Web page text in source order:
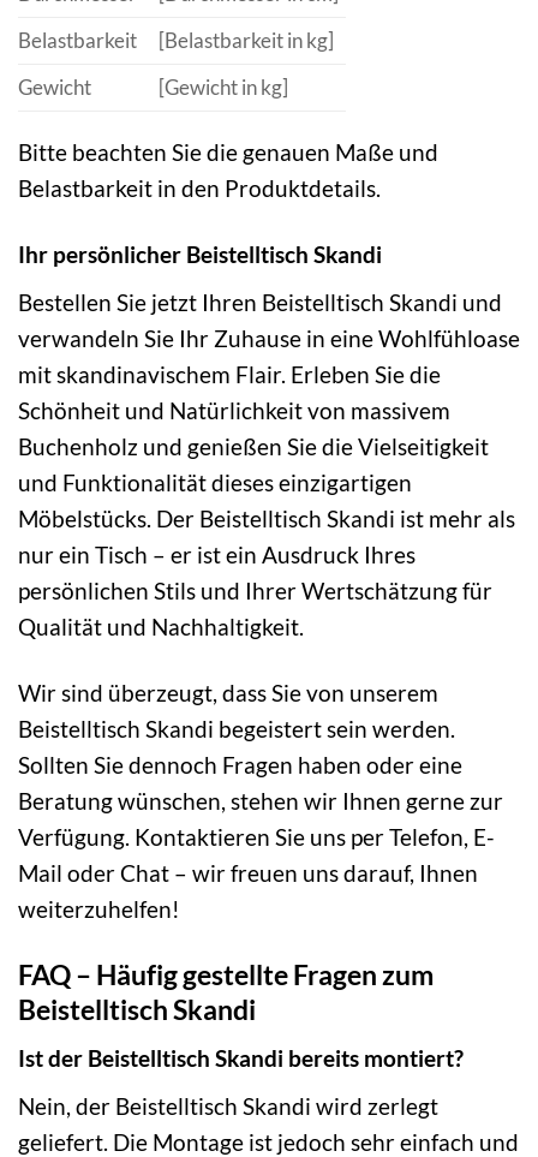
Belastbarkeit
[Belastbarkeit in kg]
Gewicht
[Gewicht in kg]
Bitte beachten Sie die genauen Maße und
Belastbarkeit in den Produktdetails.
Ihr persönlicher Beistelltisch Skandi
Bestellen Sie jetzt Ihren Beistelltisch Skandi und
verwandeln Sie Ihr Zuhause in eine Wohlfühloase
mit skandinavischem Flair. Erleben Sie die
Schönheit und Natürlichkeit von massivem
Buchenholz und genießen Sie die Vielseitigkeit
und Funktionalität dieses einzigartigen
Möbelstücks. Der Beistelltisch Skandi ist mehr als
nur ein Tisch – er ist ein Ausdruck Ihres
persönlichen Stils und Ihrer Wertschätzung für
Qualität und Nachhaltigkeit.
Wir sind überzeugt, dass Sie von unserem
Beistelltisch Skandi begeistert sein werden.
Sollten Sie dennoch Fragen haben oder eine
Beratung wünschen, stehen wir Ihnen gerne zur
Verfügung. Kontaktieren Sie uns per Telefon, E-
Mail oder Chat – wir freuen uns darauf, Ihnen
weiterzuhelfen!
FAQ – Häufig gestellte Fragen zum
Beistelltisch Skandi
Ist der Beistelltisch Skandi bereits montiert?
Nein, der Beistelltisch Skandi wird zerlegt
geliefert. Die Montage ist jedoch sehr einfach und